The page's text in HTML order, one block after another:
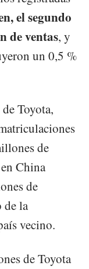
el segundo
de ventas, y
un 0,5 %
Toyota,
de
China
de
de la
vecino.
de Toyota